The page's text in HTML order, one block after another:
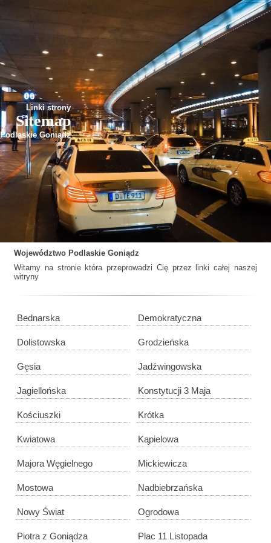
Linki strony
Sitemap
Podlaskie Goniądz
Województwo Podlaskie Goniądz
Witamy na stronie która przeprowadzi Cię przez linki całej naszej
witryny
Bednarska Demokratyczna
Dolistowska Grodzieńska
Gęsia Jadźwingowska
Jagiellońska Konstytucji 3 Maja
Kościuszki Krótka
Kwiatowa Kąpielowa
Majora Węgielnego Mickiewicza
Mostowa Nadbiebrzańska
Nowy Świat Ogrodowa
Piotra z Goniądza Plac 11 Listopada